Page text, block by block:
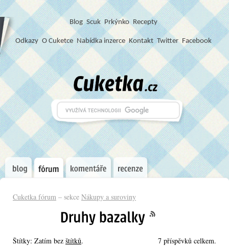
Blog Scuk Prkýnko Recepty
Odkazy O Cuketce Nabídka inzerce Kontakt Twitter Facebook
Cuketka fórum – sekce Nákupy a suroviny
Štítky: Zatím bez štítků.
7 příspěvků celkem.